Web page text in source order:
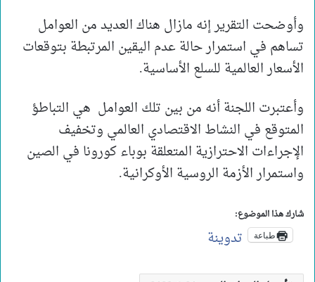
وأوضحت التقرير إنه مازال هناك العديد من العوامل
تساهم في استمرار حالة عدم اليقين المرتبطة بتوقعات
الأسعار العالمية للسلع الأساسية.
وأعتبرت اللجنة أنه من بين تلك العوامل هي التباطؤ
المتوقع في النشاط الاقتصادي العالمي وتخفيف
الإجراءات الاحترازية المتعلقة بوباء كورونا في الصين
واستمرار الأزمة الروسية الأوكرانية.
شارك هذا الموضوع:
طباعة تدوينة